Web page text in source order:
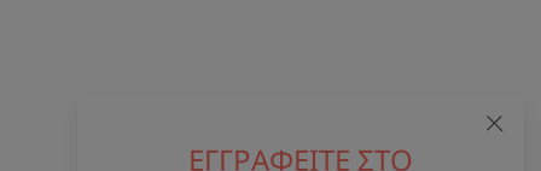
ΕΓΓΡΑΦΕΙΤΕ ΣΤΟ